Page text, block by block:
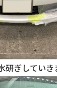
ぎしていき